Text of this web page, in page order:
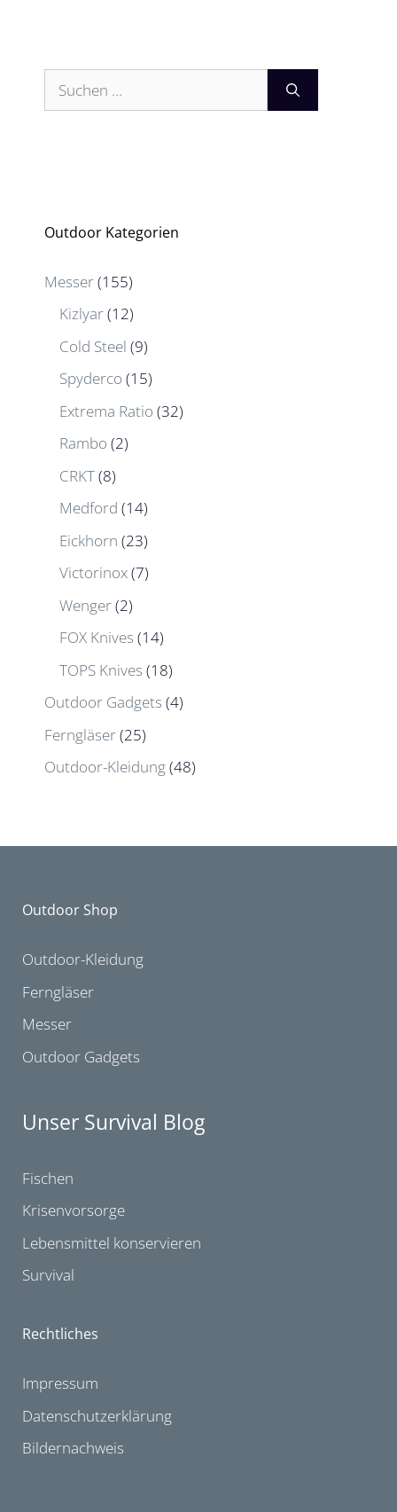
Suchen
nach:
Outdoor Kategorien
Messer(155)
Kizlyar(12)
Cold Steel (9)
Spyderco (15)
Extrema Ratio (32)
Rambo (2)
CRKT(8)
Medford (14)
Eickhorn (23)
Victorinox(7)
Wenger(2)
FOX Knives (14)
TOPS Knives (18)
Outdoor Gadgets (4)
Ferngläser(25)
Outdoor-Kleidung(48)
Outdoor Shop
Outdoor-Kleidung
Ferngläser
Messer
Outdoor Gadgets
Unser Survival Blog
Fischen
Krisenvorsorge
Lebensmittel konservieren
Survival
Rechtliches
Impressum
Datenschutzerklärung
Bildernachweis